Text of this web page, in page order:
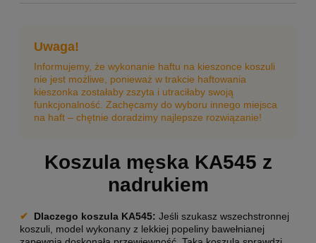
Uwaga!
Informujemy, że wykonanie haftu na kieszonce koszuli
nie jest możliwe, ponieważ w trakcie haftowania
kieszonka zostałaby zszyta i utraciłaby swoją
funkcjonalność. Zachęcamy do wyboru innego miejsca
na haft – chętnie doradzimy najlepsze rozwiązanie!
Koszula męska KA545 z
nadrukiem
✔ Dlaczego koszula KA545: Jeśli szukasz wszechstronnej
koszuli, model wykonany z lekkiej popeliny bawełnianej